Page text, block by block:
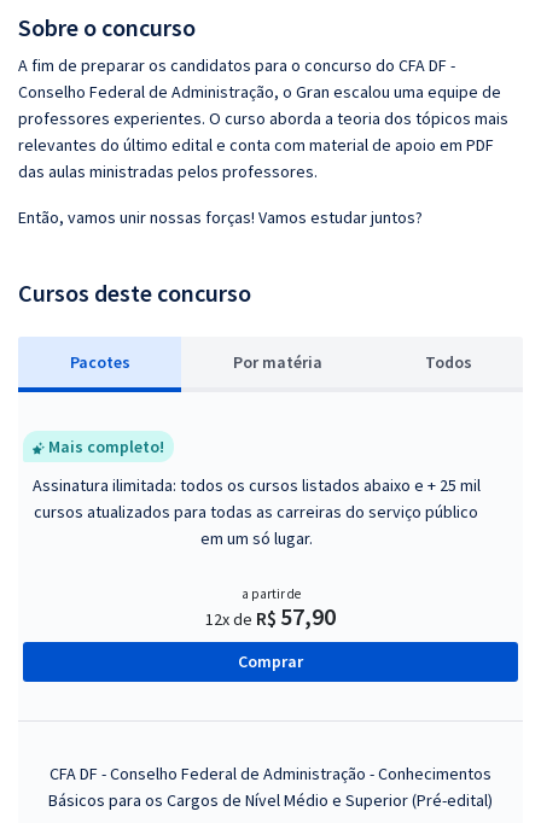
Sobre o concurso
A fim de preparar os candidatos para o concurso do CFA DF -
Conselho Federal de Administração, o Gran escalou uma equipe de
professores experientes. O curso aborda a teoria dos tópicos mais
relevantes do último edital e conta com material de apoio em PDF
das aulas ministradas pelos professores.
Então, vamos unir nossas forças! Vamos estudar juntos?
Cursos deste concurso
Pacotes Por matéria Todos
Mais completo!
Assinatura ilimitada: todos os cursos listados abaixo e + 25 mil
cursos atualizados para todas as carreiras do serviço público
em um só lugar.
a partir de
12x de R$ 57,90
Comprar
CFA DF - Conselho Federal de Administração - Conhecimentos
Básicos para os Cargos de Nível Médio e Superior (Pré-edital)